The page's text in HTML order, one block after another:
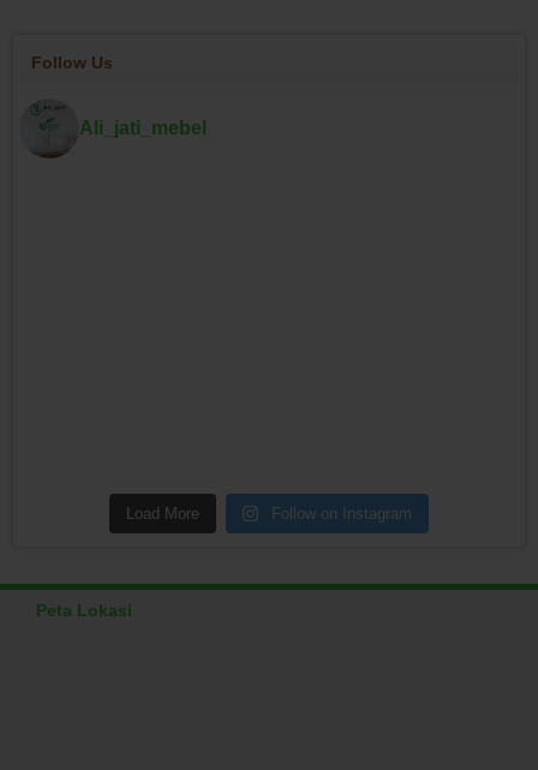
Follow Us
Ali_jati_mebel
Load More Follow on Instagram
Peta Lokasi